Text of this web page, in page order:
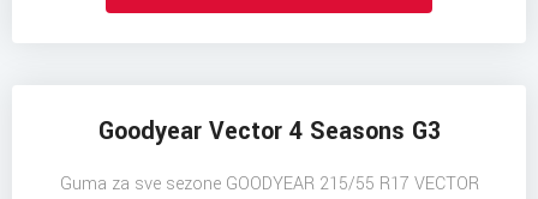
Goodyear Vector 4 Seasons G3
Guma za sve sezone GOODYEAR 215/55 R17 VECTOR